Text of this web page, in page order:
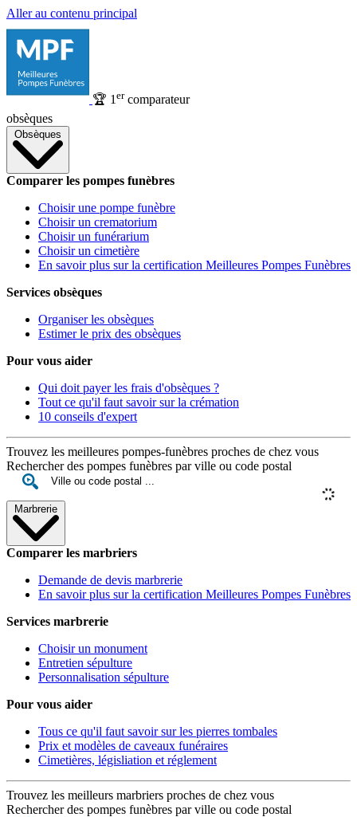
Aller au contenu principal
🏆 1 ercomparateur
obsèques
Obsèques
Comparer les pompes funèbres
Choisir une pompe funèbre
Choisir un crematorium
Choisir un funérarium
Choisir un cimetière
En savoir plus sur la certification Meilleures Pompes Funèbres
Services obsèques
Organiser les obsèques
Estimer le prix des obsèques
Pour vous aider
Qui doit payer les frais d'obsèques ?
Tout ce qu'il faut savoir sur la crémation
10 conseils d'expert
Trouvez les meilleures pompes-funèbres proches de chez vous
Rechercher des pompes funèbres par ville ou code postal
Marbrerie
Comparer les marbriers
Demande de devis marbrerie
En savoir plus sur la certification Meilleures Pompes Funèbres
Services marbrerie
Choisir un monument
Entretien sépulture
Personnalisation sépulture
Pour vous aider
Tous ce qu'il faut savoir sur les pierres tombales
Prix et modèles de caveaux funéraires
Cimetières, législiation et réglement
Trouvez les meilleurs marbriers proches de chez vous
Rechercher des pompes funèbres par ville ou code postal